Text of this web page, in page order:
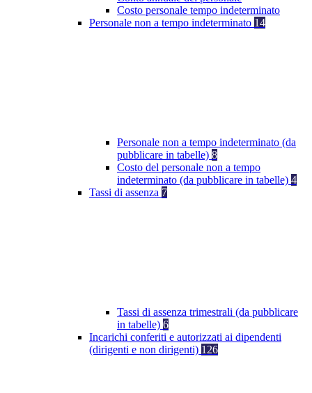
Costo personale tempo indeterminato
Personale non a tempo indeterminato 14
Personale non a tempo indeterminato (da
pubblicare in tabelle) 8
Costo del personale non a tempo
indeterminato (da pubblicare in tabelle) 4
Tassi di assenza 7
Tassi di assenza trimestrali (da pubblicare
in tabelle) 6
Incarichi conferiti e autorizzati ai dipendenti
(dirigenti e non dirigenti) 126